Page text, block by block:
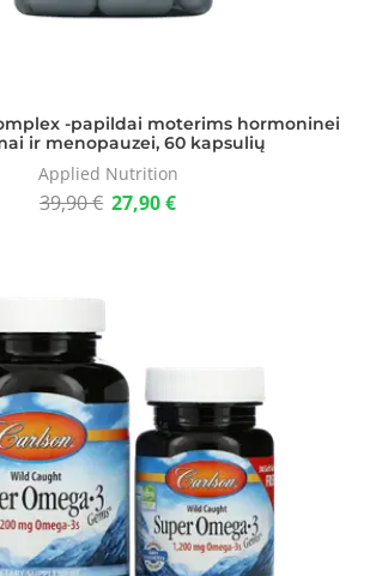
-papildai moterims hormoninei
ir menopauzei, 60 kapsulių
Applied Nutrition
39,90€ 27,90€